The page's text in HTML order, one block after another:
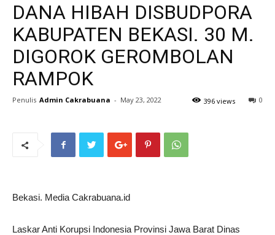
DANA HIBAH DISBUDPORA
KABUPATEN BEKASI. 30 M.
DIGOROK GEROMBOLAN
RAMPOK
Penulis Admin Cakrabuana - May 23, 2022 0
396 views
Bekasi. Media Cakrabuana.id
Laskar Anti Korupsi Indonesia Provinsi Jawa Barat Dinas